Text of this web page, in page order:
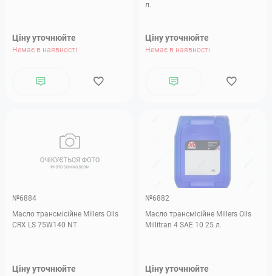
Ціну уточнюйте
Немає в наявності
л.
Ціну уточнюйте
Немає в наявності
№6884
Масло трансмісійне Millers Oils
CRX LS 75W140 NT
Ціну уточнюйте
№6882
Масло трансмісійне Millers Oils
Millitran 4 SAE 10 25 л.
Ціну уточнюйте